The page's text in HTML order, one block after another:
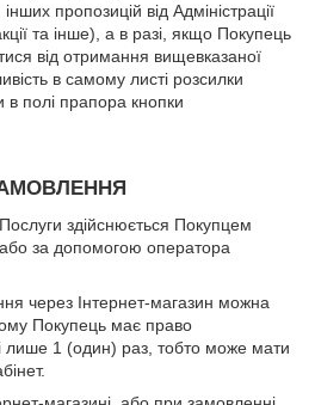
пропозицій від Адміністрації
та інше), а в разі, якщо Покупець
від отримання вищевказаної
в самому листі розсилки
в полі прапора кнопки
здійснюється Покупцем
за допомогою оператора
через Інтернет-магазин можна
Покупець має право
лише 1 (один) раз, тобто може мати